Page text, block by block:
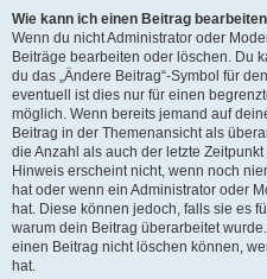
Wie kann ich einen Beitrag
Wenn du nicht Administrator oder
Beiträge bearbeiten oder löschen. Du
du das „Ändere Beitrag“-Symbol für
eventuell ist dies nur für einen
möglich. Wenn bereits jemand auf
Beitrag in der Themenansicht als
die Anzahl als auch der letzte
Hinweis erscheint nicht, wenn noch
hat oder wenn ein Administrator oder
hat. Diese können jedoch, falls sie es
warum dein Beitrag überarbeitet
einen Beitrag nicht löschen können,
hat.